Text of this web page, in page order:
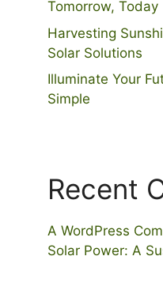
Tomorrow, Today
Harvesting
Solar Solutions
Illuminate Your
Simple
Recent
A WordPress
Solar Power: A